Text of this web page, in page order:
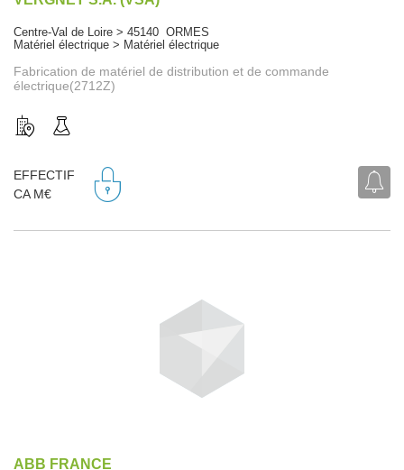
Centre-Val de Loire > 45140 ORMES
Matériel électrique > Matériel électrique
Fabrication de matériel de distribution et de commande
électrique(2712Z)
EFFECTIF
CA M€
ABB FRANCE